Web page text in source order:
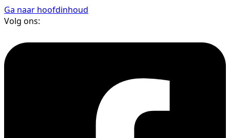
Ga naar hoofdinhoud
Volg ons: